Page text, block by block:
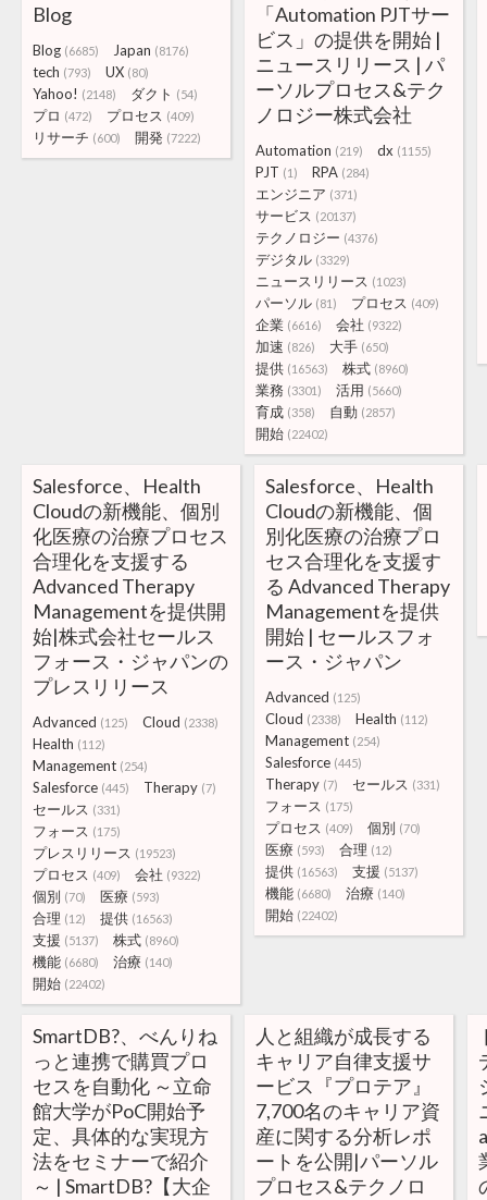
Blog
Blog (6685) Japan (8176)
tech (793) UX (80)
Yahoo! (2148) ダクト (54)
プロ (472) プロセス (409)
リサーチ (600) 開発 (7222)
「Automation PJTサー
ビス」の提供を開始 |
ニュースリリース | パ
ーソルプロセス&テク
ノロジー株式会社
Automation (219) dx (1155)
PJT (1) RPA (284)
エンジニア (371)
サービス (20137)
テクノロジー (4376)
デジタル (3329)
ニュースリリース (1023)
パーソル (81) プロセス (409)
企業 (6616) 会社 (9322)
加速 (826) 大手 (650)
提供 (16563) 株式 (8960)
業務 (3301) 活用 (5660)
育成 (358) 自動 (2857)
開始 (22402)
Salesforce、Health
Cloudの新機能、個別
化医療の治療プロセス
合理化を支援する
Advanced Therapy
Managementを提供開
始|株式会社セールス
フォース・ジャパンの
プレスリリース
Advanced (125) Cloud (2338)
Health (112)
Management (254)
Salesforce (445) Therapy (7)
セールス (331)
フォース (175)
プレスリリース (19523)
プロセス (409) 会社 (9322)
個別 (70) 医療 (593)
合理 (12) 提供 (16563)
支援 (5137) 株式 (8960)
機能 (6680) 治療 (140)
開始 (22402)
Salesforce、Health
Cloudの新機能、個
別化医療の治療プロ
セス合理化を支援す
る Advanced Therapy
Managementを提供
開始 | セールスフォ
ース・ジャパン
Advanced (125)
Cloud (2338) Health (112)
Management (254)
Salesforce (445)
Therapy (7) セールス (331)
フォース (175)
プロセス (409) 個別 (70)
医療 (593) 合理 (12)
提供 (16563) 支援 (5137)
機能 (6680) 治療 (140)
開始 (22402)
SmartDB?︎、べんりね
っと連携で購買プロ
セスを自動化 ～立命
館大学がPoC開始予
定、具体的な実現方
法をセミナーで紹介
～ | SmartDB?【大企
人と組織が成長する
キャリア自律支援サ
ービス『プロテア』
7,700名のキャリア資
産に関する分析レポ
ートを公開|パーソル
プロセス&テクノロ